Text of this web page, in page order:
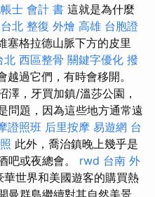
士 會計 書 這就是為什麼
台北 整復 外燴 高雄 台胞證
塞格拉德山脈下方的皮里
北 西區整骨 關鍵字優化 撥
過它們，有時會移開。
澤，牙買加鎮/溫莎公園，
問題，因為這些地方通常遠
證照班 后里按摩 易遊網 台
此外，喬治鎮晚上幾乎是
吧或夜總會。 rwd 台南 外
華世界和美國遊客的購買熱
群島繼續對其自然美景，